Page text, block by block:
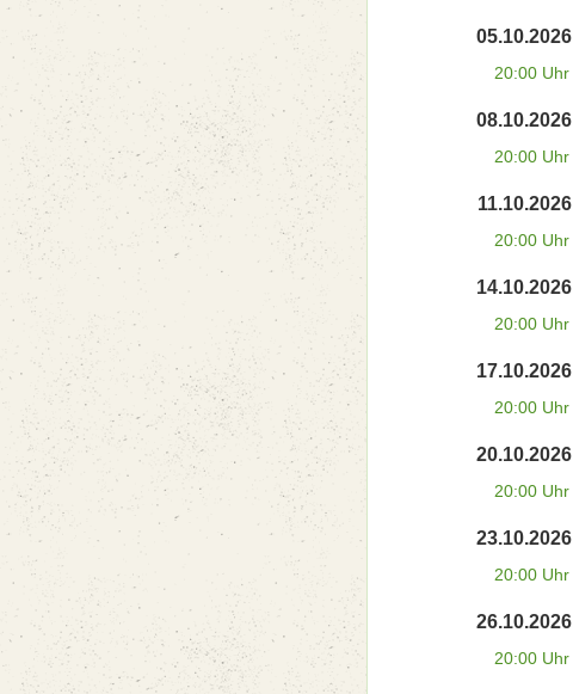
05.10.2026
20:00 Uhr
08.10.2026
20:00 Uhr
11.10.2026
20:00 Uhr
14.10.2026
20:00 Uhr
17.10.2026
20:00 Uhr
20.10.2026
20:00 Uhr
23.10.2026
20:00 Uhr
26.10.2026
20:00 Uhr